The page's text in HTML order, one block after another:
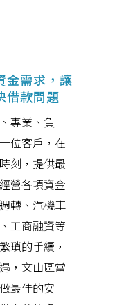
金需求，讓
借款問題
專業、負
位客戶，在
刻，提供最
營各項資金
轉、汽機車
工商融資等
瑣的手續，
，文山區當
最佳的安